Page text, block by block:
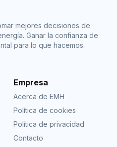
mejores decisiones de
Ganar la confianza de
para lo que hacemos.
Empresa
Acerca de EMH
Política de cookies
Política de privacidad
Contacto